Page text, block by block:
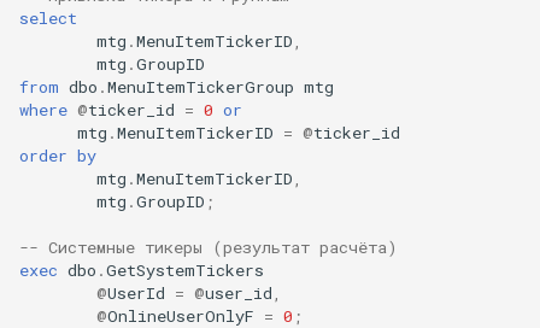
select
mtg .MenuItemTickerID
mtg .GroupID
from dbo .MenuItemTickerGroup mtg
where @ticker_id = 0 or
mtg .MenuItemTickerID = @ticker_id
order by
mtg .MenuItemTickerID
mtg .GroupID ;
-- Системные тикеры (результат расчёта)
exec dbo .GetSystemTickers
@UserId = @user_id
@OnlineUserOnlyF = 0 ;